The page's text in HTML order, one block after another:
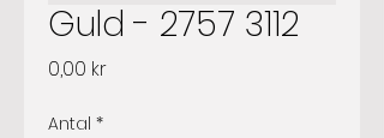
Guld - 2757 3112
0,00 krPris
Antal *